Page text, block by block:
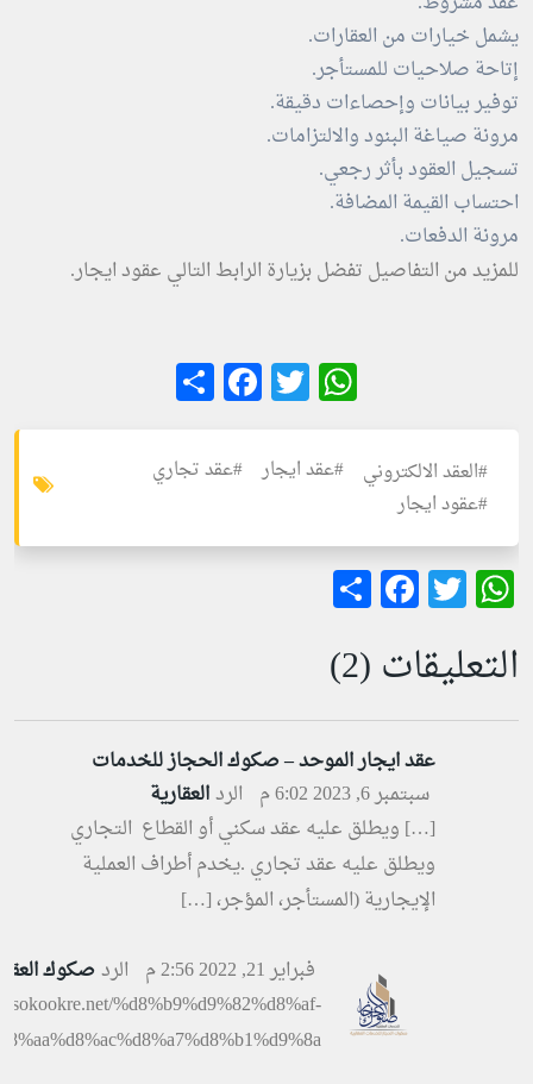
يشمل خيارات من العقارات.
إتاحة صلاحيات للمستأجر.
توفير بيانات وإحصاءات دقيقة.
مرونة صياغة البنود والالتزامات.
تسجيل العقود بأثر رجعي.
احتساب القيمة المضافة.
مرونة الدفعات.
للمزيد من التفاصيل تفضل بزيارة الرابط التالي عقود ايجار.
WhatsApp
Twitter
Facebook
#العقد الالكتروني #عقد ايجار #عقد تجاري
#عقود ايجار
WhatsApp
Twitter
Facebook
التعليقات (2)
عقد ايجار الموحد – صكوك الحجاز للخدمات
العقارية
سبتمبر 6, 2023 6:02 م
الرد
[…] ويطلق عليه عقد سكني أو القطاع التجاري
ويطلق عليه عقد تجاري .يخدم أطراف العملية
الإيجارية (المستأجر، المؤجر، […]
صكوك
فبراير 21, 2022 2:56 م
الرد
sokookre.net/%d8%b9%d9%82%d8%af-